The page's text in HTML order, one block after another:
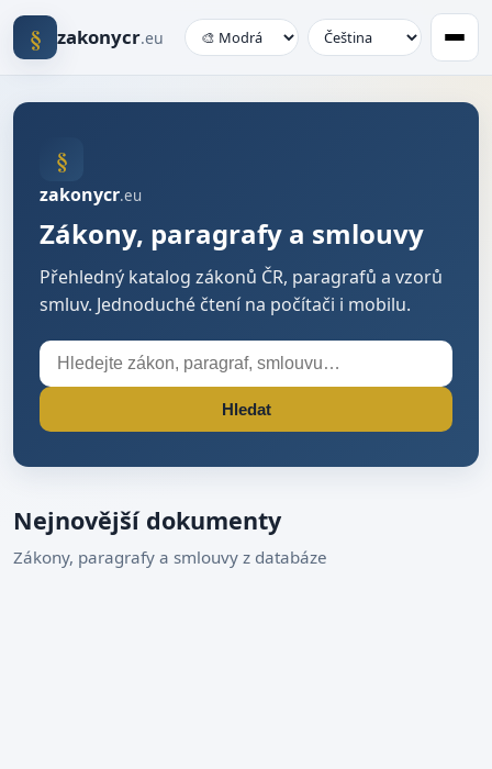
§ zakonycr.eu
§
zakonycr.eu
Zákony, paragrafy a smlouvy
Přehledný katalog zákonů ČR, paragrafů a vzorů
smluv. Jednoduché čtení na počítači i mobilu.
Hledat
Hledat
Nejnovější dokumenty
Zákony, paragrafy a smlouvy z databáze